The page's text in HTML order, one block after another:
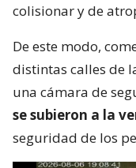
colisionar y de
De este modo,
distintas calles de
una cámara de
se subieron a la
seguridad de los